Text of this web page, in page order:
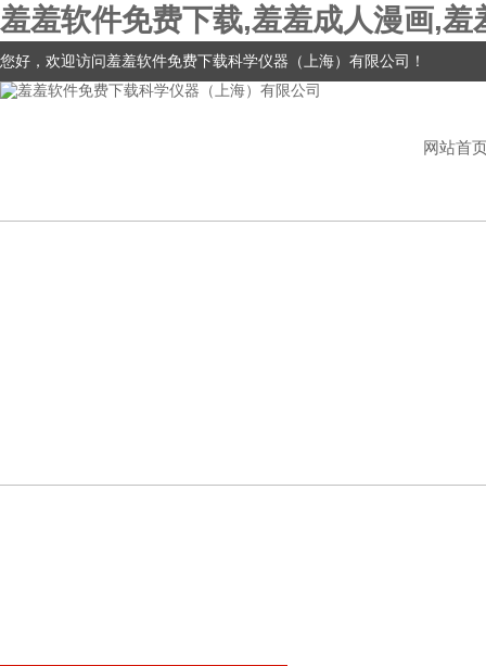
羞羞软件免费下载,羞羞成人漫画,
您好，欢迎访问羞羞软件免费下载科学仪器（上海）有限公司！
网站首